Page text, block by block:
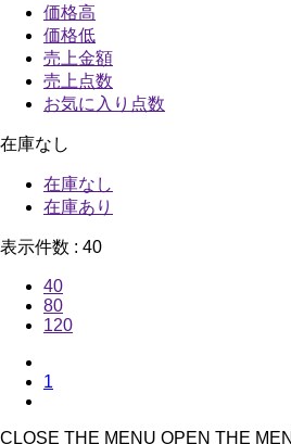
価格高
価格低
売上金額
売上点数
お気に入り点数
在庫なし
在庫なし
在庫あり
表示件数 : 40
40
80
120
1
CLOSE THE MENU OPEN THE